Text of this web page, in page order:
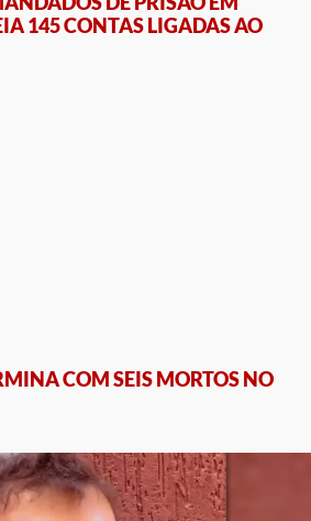
145 CONTAS LIGADAS AO
COM SEIS MORTOS NO